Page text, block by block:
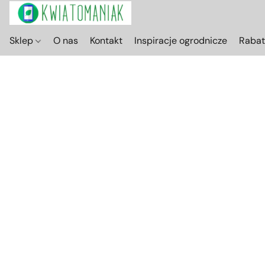
Sklep O nas Kontakt Inspiracje ogrodnicze